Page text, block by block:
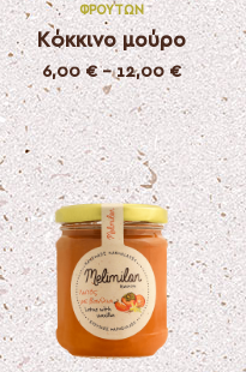
ΦΡΟΎΤΩΝ
Κόκκινο μούρο
6,00€–12,00€